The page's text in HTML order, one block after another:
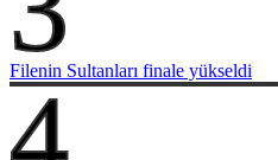
Filenin Sultanları finale yükseldi